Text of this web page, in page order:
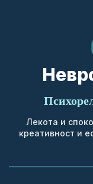
Лекота и
креативност и